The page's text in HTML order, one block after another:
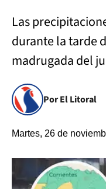
Las
durante la tarde
madrugada del
Por El Litoral
Martes, 26 de